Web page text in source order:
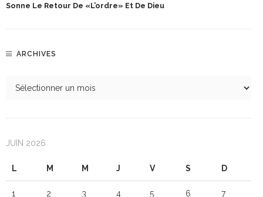
Sonne Le Retour De «l’ordre» Et De Dieu
ARCHIVES
JUIN 2026
L M M J V S D
1 2 3 4 5 6 7